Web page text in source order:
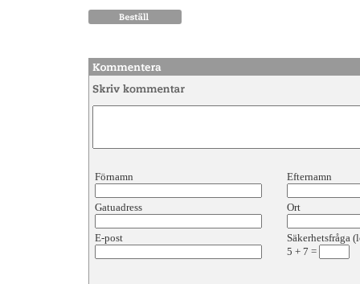
Förnamn Efternamn
Gatuadress Ort
E-post
Säkerhetsfråga
5 + 7 =